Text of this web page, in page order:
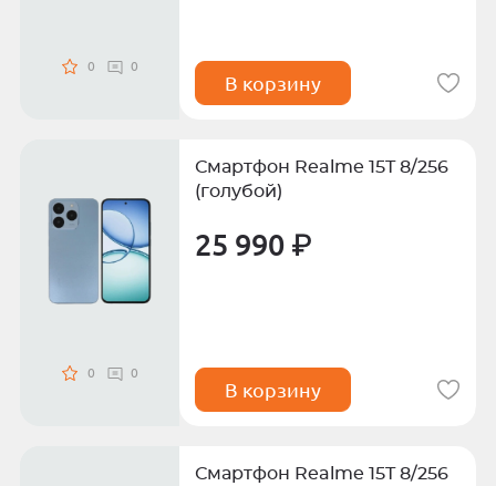
0 0
В корзину
0 0
Смартфон Realme 15T 8/256
(голубой)
25 990 ₽
В корзину
Смартфон Realme 15T 8/256